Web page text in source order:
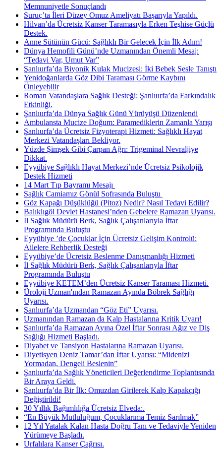
Memnuniyetle Sonuçlandı
Suruç’ta İleri Düzey Omuz Ameliyatı Başarıyla Yapıldı.
Hilvan’da Ücretsiz Kanser Taramasıyla Erken Teşhise Güçlü
Destek.
Anne Sütünün Gücü: Sağlıklı Bir Gelecek İçin İlk Adım!
Dünya Hemofili Günü’nde Uzmanından Önemli Mesaj:
“Tedavi Var, Umut Var”
Şanlıurfa’da Biyonik Kulak Mucizesi: İki Bebek Sesle Tanıştı
Yenidoğanlarda Göz Dibi Taraması Görme Kaybını
Önleyebilir
Roman Vatandaşlara Sağlık Desteği: Şanlıurfa’da Farkındalık
Etkinliği.
Şanlıurfa’da Dünya Sağlık Günü Yürüyüşü Düzenlendi
Ambulansta Mucize Doğum: Paramediklerin Zamanla Yarışı
Şanlıurfa’da Ücretsiz Fizyoterapi Hizmeti: Sağlıklı Hayat
Merkezi Vatandaşları Bekliyor.
Yüzde Şimşek Gibi Çarpan Ağrı: Trigeminal Nevraljiye
Dikkat.
Eyyübiye Sağlıklı Hayat Merkezi’nde Ücretsiz Psikolojik
Destek Hizmeti
14 Mart Tıp Bayramı Mesajı ​
Sağlık Camiamız Gönül Sofrasında Buluştu ​
Göz Kapağı Düşüklüğü (Pitoz) Nedir? Nasıl Tedavi Edilir?
Balıklıgöl Devlet Hastanesi’nden Gebelere Ramazan Uyarısı.
İl Sağlık Müdürü Berk, Sağlık Çalışanlarıyla İftar
Programında Buluştu
Eyyübiye ’de Çocuklar İçin Ücretsiz Gelişim Kontrolü:
Ailelere Rehberlik Desteği
Eyyübiye’de Ücretsiz Beslenme Danışmanlığı Hizmeti
İl Sağlık Müdürü Berk, Sağlık Çalışanlarıyla İftar
Programında Buluştu
Eyyübiye KETEM’den Ücretsiz Kanser Taraması Hizmeti.
Üroloji Uzman'ından Ramazan Ayında Böbrek Sağlığı
Uyarısı.
Şanlıurfa’da Uzmandan “Göz Eti” Uyarısı.
Uzmanından Ramazan da Kalp Hastalarına Kritik Uyarı!
Şanlıurfa’da Ramazan Ayına Özel İftar Sonrası Ağız ve Diş
Sağlığı Hizmeti Başladı.
Diyabet ve Tansiyon Hastalarına Ramazan Uyarısı.
Diyetisyen Deniz Tamar’dan İftar Uyarısı: “Midenizi
Yormadan, Dengeli Beslenin”
Şanlıurfa’da Sağlık Yöneticileri Değerlendirme Toplantısında
Bir Araya Geldi.
Şanlıurfa’da Bir İlk: Omuzdan Girilerek Kalp Kapakçığı
Değiştirildi!
30 Yıllık Bağımlılığa Ücretsiz Elveda:.
“En Büyük Mutluluğum, Çocuklarıma Temiz Sarılmak”
12 Yıl Yatalak Kalan Hasta Doğru Tanı ve Tedaviyle Yeniden
Yürümeye Başladı.
Urfalılara Kanser Çağrısı.